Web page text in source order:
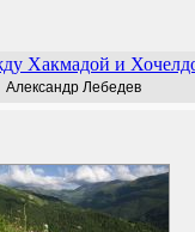
Хакмадой и
Александр Лебедев